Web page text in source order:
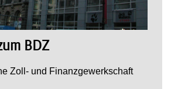
BDZ
Zoll- und Finanzgewerkschaft